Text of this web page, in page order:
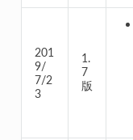
201
9/
7/2
3
1.
7
版